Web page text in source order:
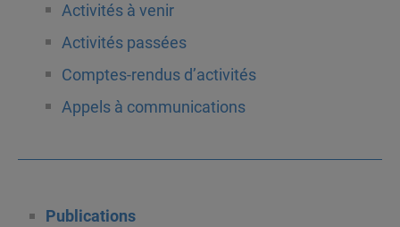
Activités à venir
Activités passées
Comptes-rendus d’activités
Appels à communications
Publications